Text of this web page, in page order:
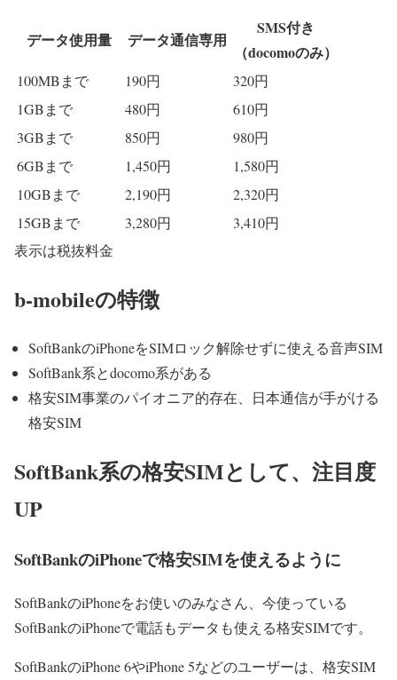
データ使用量 データ通信専用
SMS付き
（docomoのみ）
100MBまで 190円
320円
1GBまで
480円
610円
3GBまで
850円
980円
6GBまで
1,450円
1,580円
10GBまで
2,190円
2,320円
15GBまで
3,280円
3,410円
表示は税抜料金
b-mobileの特徴
SoftBankのiPhoneをSIMロック解除せずに使える音声SIM
SoftBank系とdocomo系がある
格安SIM事業のパイオニア的存在、日本通信が手がける
格安SIM
SoftBank系の格安SIMとして、注目度
UP
SoftBankのiPhoneで格安SIMを使えるように
SoftBankのiPhoneをお使いのみなさん、今使っている
SoftBankのiPhoneで電話もデータも使える格安SIMです。
SoftBankのiPhone 6やiPhone 5などのユーザーは、格安SIM